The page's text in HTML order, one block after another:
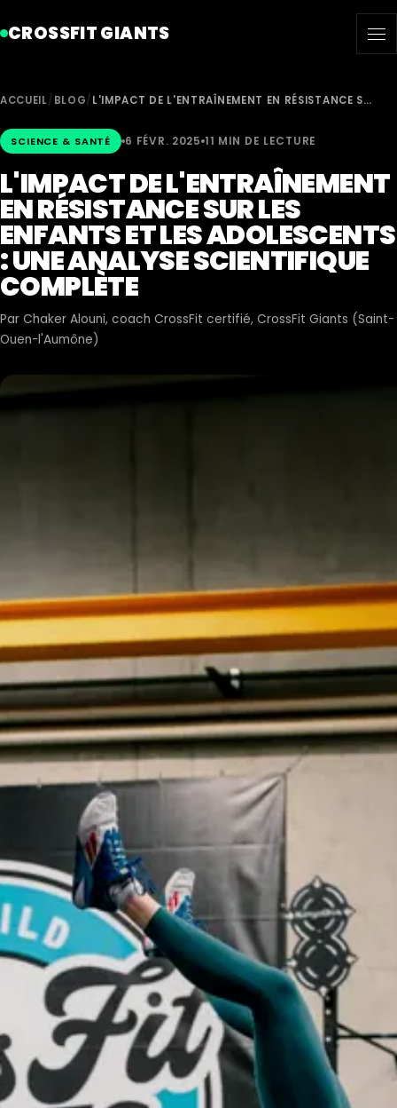
CROSSFIT GIANTS
ACCUEIL/ BLOG/ L'IMPACT DE L'ENTRAÎNEMENT EN RÉSISTANCE S…
SCIENCE & SANTÉ 6 FÉVR. 2025 11 MIN DE LECTURE
L'IMPACT DE L'ENTRAÎNEMENT
EN RÉSISTANCE SUR LES
ENFANTS ET LES ADOLESCENTS
: UNE ANALYSE SCIENTIFIQUE
COMPLÈTE
Par Chaker Alouni, coach CrossFit certifié, CrossFit Giants (Saint-
Ouen-l'Aumône)